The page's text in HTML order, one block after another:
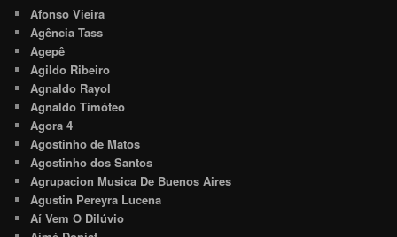
Afonso Vieira
Agência Tass
Agepê
Agildo Ribeiro
Agnaldo Rayol
Agnaldo Timóteo
Agora 4
Agostinho de Matos
Agostinho dos Santos
Agrupacion Musica De Buenos Aires
Agustin Pereyra Lucena
Aí Vem O Dilúvio